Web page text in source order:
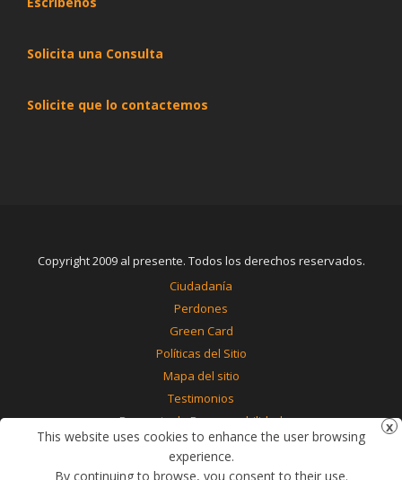
Solicita una Consulta
Solicite que lo contactemos
Copyright 2009 al presente. Todos los derechos reservados.
Ciudadanía
Perdones
Green Card
Políticas del Sitio
Mapa del sitio
Testimonios
Renuncia de Responsabilidad
Contáctenos
This website uses cookies to enhance the user browsing
experience.
By continuing to browse, you consent to their use.